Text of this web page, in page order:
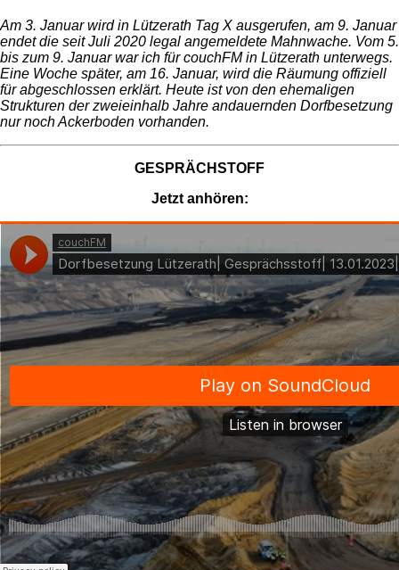
Am 3. Januar wird in Lützerath Tag X ausgerufen, am 9. Januar
endet die seit Juli 2020 legal angemeldete Mahnwache. Vom 5.
bis zum 9. Januar war ich für couchFM in Lützerath unterwegs.
Eine Woche später, am 16. Januar, wird die Räumung offiziell
für abgeschlossen erklärt. Heute ist von den ehemaligen
Strukturen der zweieinhalb Jahre andauernden Dorfbesetzung
nur noch Ackerboden vorhanden.
GESPRÄCHSTOFF
Jetzt anhören: